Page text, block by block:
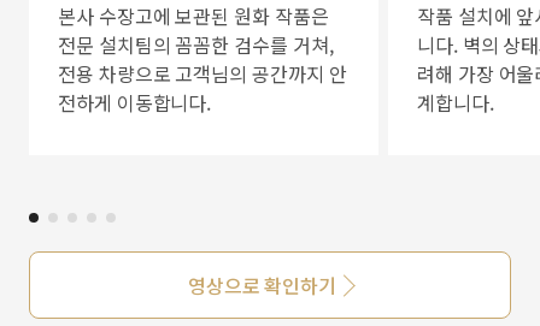
본사 수장고에 보관된 원화 작품은
전문 설치팀의 꼼꼼한 검수를 거쳐,
전용 차량으로 고객님의 공간까지 안
전하게 이동합니다.
작품 설치에
니다. 벽의 상
려해 가장 어
계합니다.
영상으로 확인하기